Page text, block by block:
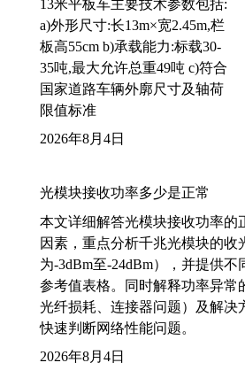
13米平板车主要技术参数包括:
a)外形尺寸:长13m×宽2.45m,栏
板高55cm b)承载能力:标载30-
35吨,最大允许总重49吨 c)符合
国家道路车辆外廓尺寸及轴荷
限值标准
2026年8月4日
光模块接收功率多少是正常
本文详细解答光模块接收功率的
因素，重点分析千兆光模块的收
为-3dBm至-24dBm），并提供不
参考值表格。同时解释功率异常
光纤损耗、连接器问题）及解决
快速判断网络性能问题。
2026年8月4日